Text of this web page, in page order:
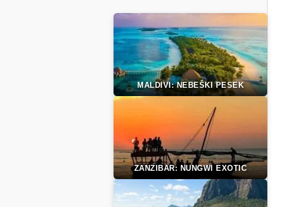
MALDIVI: NEBEŠKI PESEK
ZANZIBAR: NUNGWI EXOTIC